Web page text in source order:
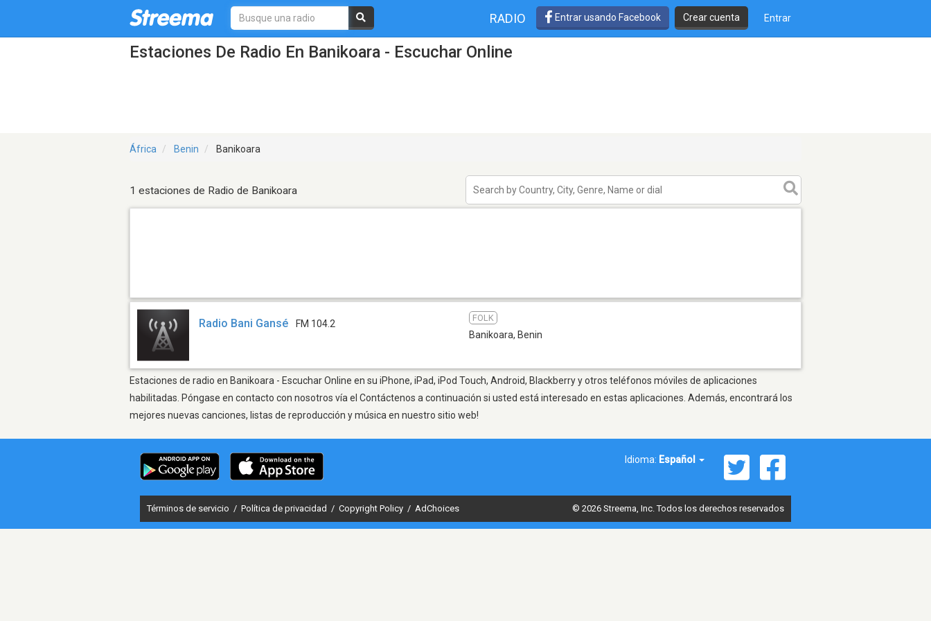
RADIO Entrar usando Facebook Crear cuenta Entrar
Estaciones De Radio En Banikoara - Escuchar Online
África Benin Banikoara
1 estaciones de Radio de Banikoara
Radio Bani Gansé FM 104.2
FOLK
Banikoara, Benin
Estaciones de radio en Banikoara - Escuchar Online en su iPhone, iPad, iPod Touch, Android, Blackberry y otros teléfonos móviles de aplicaciones
habilitadas. Póngase en contacto con nosotros vía el Contáctenos a continuación si usted está interesado en estas aplicaciones. Además, encontrará los
mejores nuevas canciones, listas de reproducción y música en nuestro sitio web!
Idioma: Español
Términos de servicio / Política de privacidad / Copyright Policy / AdChoices © 2026 Streema, Inc. Todos los derechos reservados